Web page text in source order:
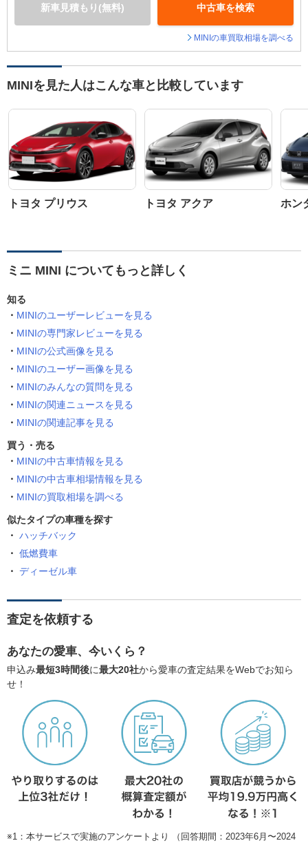
新車見積もり(無料) 中古車を検索
MINIの車買取相場を調べる
MINIを見た人はこんな車と比較しています
トヨタ プリウス トヨタ アクア ホン
ミニ MINI についてもっと詳しく
知る
MINIのユーザーレビューを見る
MINIの専門家レビューを見る
MINIの公式画像を見る
MINIのユーザー画像を見る
MINIのみんなの質問を見る
MINIの関連ニュースを見る
MINIの関連記事を見る
買う・売る
MINIの中古車情報を見る
MINIの中古車相場情報を見る
MINIの買取相場を調べる
似たタイプの車種を探す
ハッチバック
低燃費車
ディーゼル車
査定を依頼する
あなたの愛車、今いくら？
申込み最短3時間後に最大20社から愛車の査定結果をWebでお知ら
せ！
※1：本サービスで実施のアンケートより （回答期間：2023年6月〜2024